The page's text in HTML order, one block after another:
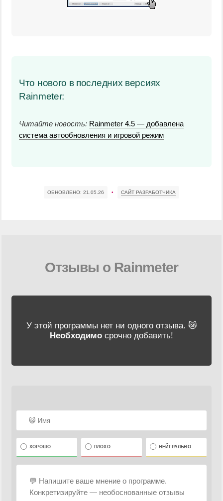
Что нового в последних версиях
Rainmeter:
Читайте новость: Rainmeter 4.5 — добавлена
система автообновления и игровой режим
ОБНОВЛЕНО: 21.05.26 • САЙТ РАЗРАБОТЧИКА
Отзывы о Rainmeter
У этой программы нет ни одного отзыва. 😿
Необходимо срочно добавить!
ХОРОШО ПЛОХО НЕЙТРАЛЬНО